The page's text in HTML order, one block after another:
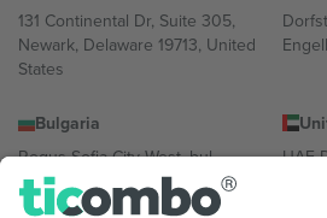
131 Continental Dr, Suite 305,
Newark, Delaware 19713, United
States
Bulgaria
Regus Sofia City West, bul
Totleben 53-55, 1606 Sofia,
Bulgaria
UAE